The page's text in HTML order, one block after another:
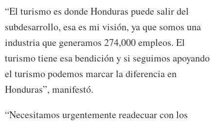
“El turismo es donde Honduras puede salir del
subdesarrollo, esa es mi visión, ya que somos una
industria que generamos 274,000 empleos. El
turismo tiene esa bendición y si seguimos apoyando
el turismo podemos marcar la diferencia en
Honduras”, manifestó.
“Necesitamos urgentemente readecuar con los